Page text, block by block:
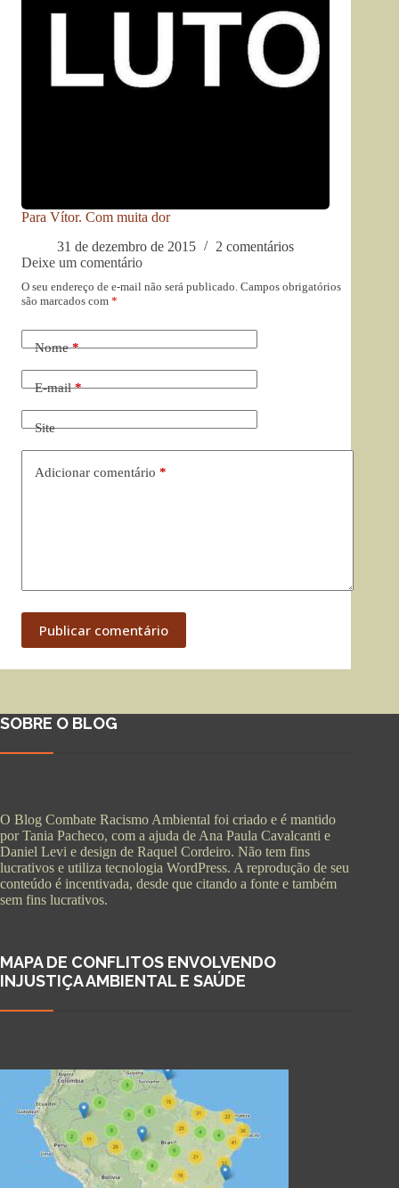
Para Vítor. Com muita dor
31 de dezembro de 2015
2 comentários
Deixe um comentário
O seu endereço de e-mail não será publicado. Campos obrigatórios
são marcados com *
Nome*
E-mail*
Site
Adicionar comentário *
Publicar comentário
SOBRE O BLOG
O Blog Combate Racismo Ambiental foi criado e é mantido
por Tania Pacheco, com a ajuda de Ana Paula Cavalcanti e
Daniel Levi e design de Raquel Cordeiro. Não tem fins
lucrativos e utiliza tecnologia WordPress. A reprodução de seu
conteúdo é incentivada, desde que citando a fonte e também
sem fins lucrativos.
MAPA DE CONFLITOS ENVOLVENDO
INJUSTIÇA AMBIENTAL E SAÚDE